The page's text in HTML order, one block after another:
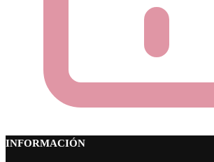
INFORMACIÓN